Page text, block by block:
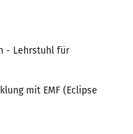
- Lehrstuhl für
mit EMF (Eclipse